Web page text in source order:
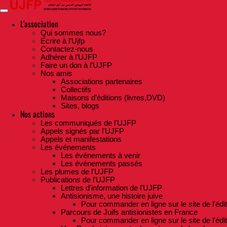
Skip
to
contentL'association
Qui sommes nous?
Ecrire à l’Ujfp
Contactez-nous
Adhérer à l’UJFP
Faire un don à l’UJFP
Nos amis
Associations partenaires
Collectifs
Maisons d’éditions (livres,DVD)
Sites, blogs
Nos actions
Les communiqués de l'UJFP
Appels signés par l'UJFP
Appels et manifestations
Les événements
Les événements à venir
Les événements passés
Les plumes de l'UJFP
Publications de l'UJFP
Lettres d'information de l'UJFP
Antisionisme, une histoire juive
Pour commander en ligne sur le site de
Parcours de Juifs antisionistes en France
Pour commander en ligne sur le site de